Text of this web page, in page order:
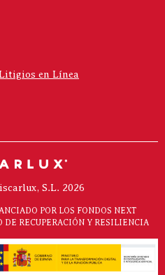
en Línea
S.L. 2026
POR LOS FONDOS NEXT
RECUPERACIÓN Y RESILIENCIA